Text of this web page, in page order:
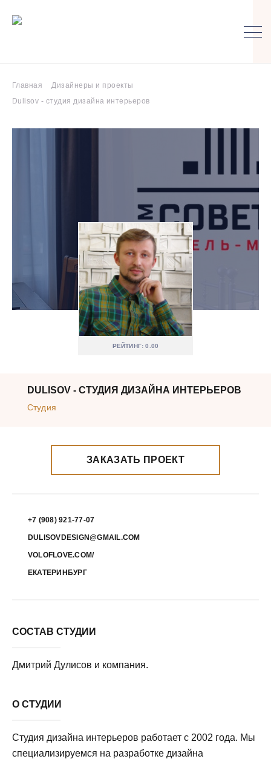
Главная
Дизайнеры и проекты
Dulisov - студия дизайна интерьеров
РЕЙТИНГ: 0.00
DULISOV - СТУДИЯ ДИЗАЙНА ИНТЕРЬЕРОВ
Студия
ЗАКАЗАТЬ ПРОЕКТ
+7 (908) 921-77-07
DULISOVDESIGN@GMAIL.COM
VOLOFLOVE.COM/
ЕКАТЕРИНБУРГ
СОСТАВ СТУДИИ
Дмитрий Дулисов и компания.
О СТУДИИ
Студия дизайна интерьеров работает с 2002 года. Мы
специализируемся на разработке дизайна